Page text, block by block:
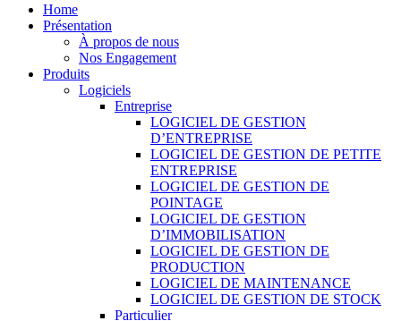
Home
Présentation
À propos de nous
Nos Engagement
Produits
Logiciels
Entreprise
LOGICIEL DE GESTION
D’ENTREPRISE
LOGICIEL DE GESTION DE PETITE
ENTREPRISE
LOGICIEL DE GESTION DE
POINTAGE
LOGICIEL DE GESTION
D’IMMOBILISATION
LOGICIEL DE GESTION DE
PRODUCTION
LOGICIEL DE MAINTENANCE
LOGICIEL DE GESTION DE STOCK
Particulier